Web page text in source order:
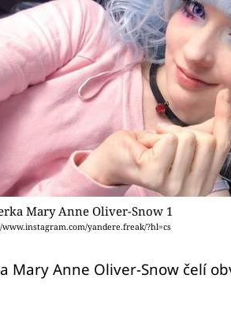
Mary Anne Oliver-Snow 1
yandere.freak/?hl=cs
Mary Anne Oliver-Snow čelí